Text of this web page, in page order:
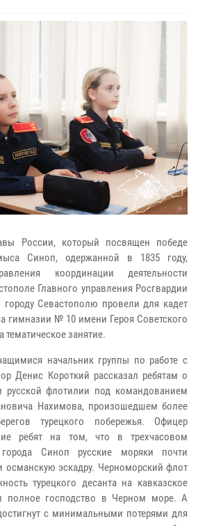
России, который посвящен победе
Синоп, одержанной в 1835 году,
координации деятельности
Главного управления Росгвардии
Севастополю провели для кадет
гимназии № 10 имени Героя Советского
занятие.
начальник группы по работе с
Денис Короткий рассказал ребятам о
русской флотилии под командованием
Нахимова, произошедшем более
турецкого побережья. Офицер
ребят на том, что в трехчасовом
Синоп русские моряки почти
османскую эскадру. Черноморский флот
турецкого десанта на кавказское
полное господство в Черном море. А
с минимальными потерями для